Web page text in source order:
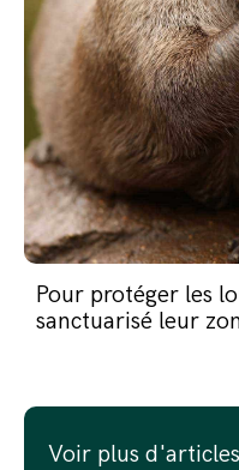
Pour protéger les
sanctuarisé leur
Voir plus d'articles